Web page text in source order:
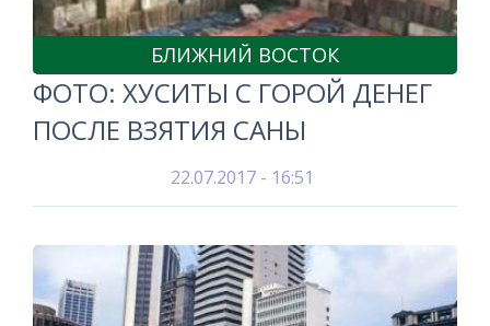
БЛИЖНИЙ ВОСТОК
ФОТО: ХУСИТЫ С ГОРОЙ ДЕНЕГ
ПОСЛЕ ВЗЯТИЯ САНЫ
22.07.2017 - 16:51